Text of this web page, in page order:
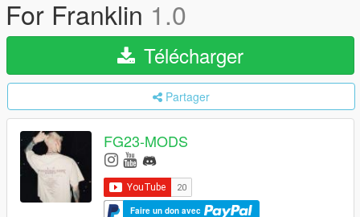
For Franklin 1.0
Télécharger
Partager
FG23-MODS
Faire un don avec